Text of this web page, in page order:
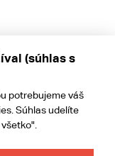
(súhlas s
potrebujeme váš
Súhlas udelíte